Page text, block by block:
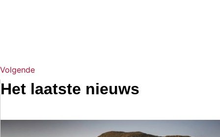
Volgende
Het laatste nieuws